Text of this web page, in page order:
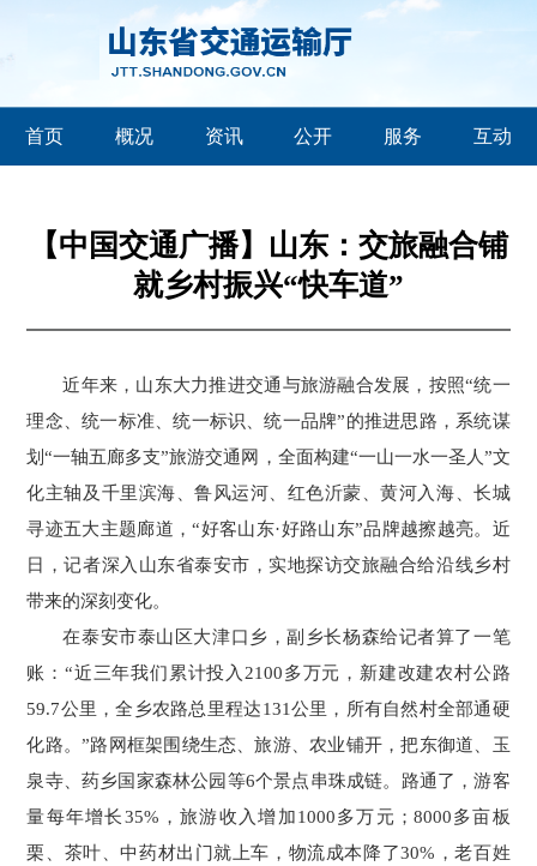
首页 概况 资讯 公开 服务 互动
【中国交通广播】山东：交旅融合铺
就乡村振兴“快车道”
近年来，山东大力推进交通与旅游融合发展，按照“统一
理念、统一标准、统一标识、统一品牌”的推进思路，系统谋
划“一轴五廊多支”旅游交通网，全面构建“一山一水一圣人”文
化主轴及千里滨海、鲁风运河、红色沂蒙、黄河入海、长城
寻迹五大主题廊道，“好客山东·好路山东”品牌越擦越亮。近
日，记者深入山东省泰安市，实地探访交旅融合给沿线乡村
带来的深刻变化。
在泰安市泰山区大津口乡，副乡长杨森给记者算了一笔
账：“近三年我们累计投入2100多万元，新建改建农村公路
59.7公里，全乡农路总里程达131公里，所有自然村全部通硬
化路。”路网框架围绕生态、旅游、农业铺开，把东御道、玉
泉寺、药乡国家森林公园等6个景点串珠成链。路通了，游客
量每年增长35%，旅游收入增加1000多万元；8000多亩板
栗、茶叶、中药材出门就上车，物流成本降了30%，老百姓